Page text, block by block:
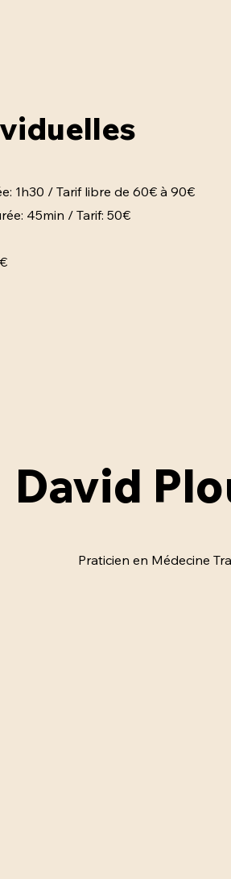
50€
1h30 / Tarif libre de 60€ à 90€
45min / Tarif: 50€
David
Praticien en Médecine